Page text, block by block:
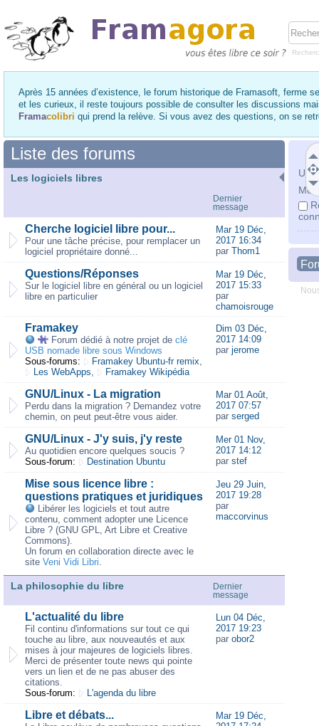
Après 15 années d’existence, le forum historique de Framasoft, ferme
et les curieux, il reste toujours possible de consulter les discussions
Framacolibri qui prend la relève. Si vous avez des questions, on se
Mot
Liste des forums
Les logiciels libres
Dernier
message
Cherche logiciel libre pour...
Pour une tâche précise, pour remplacer un
logiciel propriétaire donné...
Mar 19 Déc,
2017 16:34
par Thom1
Questions/Réponses
Sur le logiciel libre en général ou un logiciel
libre en particulier
Mar 19 Déc,
2017 15:33
par
chamoisrouge
Framakey
Forum dédié à notre projet de clé
USB nomade libre sous Windows
Sous-forums:
Framakey Ubuntu-fr remix,
Les WebApps, Framakey Wikipédia
Dim 03 Déc,
2017 14:09
par jerome
GNU/Linux - La migration
Perdu dans la migration ? Demandez votre
chemin, on peut peut-être vous aider.
Mar 01 Août,
2017 07:57
par serged
GNU/Linux - J'y suis, j'y reste
Au quotidien encore quelques soucis ?
Sous-forum:
Destination Ubuntu
Mer 01 Nov,
2017 14:12
par stef
Mise sous licence libre :
questions pratiques et juridiques
Libérer les logiciels et tout autre
contenu, comment adopter une Licence
Libre ? (GNU GPL, Art Libre et Creative
Commons).
Un forum en collaboration directe avec le
site Veni Vidi Libri.
Jeu 29 Juin,
2017 19:28
par
maccorvinus
La philosophie du libre
Dernier
message
L'actualité du libre
Fil continu d'informations sur tout ce qui
touche au libre, aux nouveautés et aux
mises à jour majeures de logiciels libres.
Merci de présenter toute news qui pointe
vers un lien et de ne pas abuser des
citations.
Sous-forum:
L'agenda du libre
Lun 04 Déc,
2017 19:23
par obor2
Libre et débats...
Mar 19 Déc,